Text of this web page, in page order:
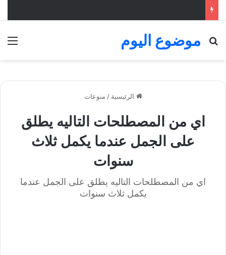
موضوع اليوم
بحث عن
الرئيسية / منوعات
اي من المصطلحات التاليه يطلق
على الجمل عندما يكمل ثلاث
سنوات
اي من المصطلحات التاليه يطلق على الجمل عندما
يكمل ثلاث سنوات